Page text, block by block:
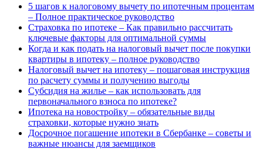
5 шагов к налоговому вычету по ипотечным процентам
– Полное практическое руководство
Страховка по ипотеке – Как правильно рассчитать
ключевые факторы для оптимальной суммы
Когда и как подать на налоговый вычет после покупки
квартиры в ипотеку – полное руководство
Налоговый вычет на ипотеку – пошаговая инструкция
по расчету суммы и получению выгоды
Субсидия на жилье – как использовать для
первоначального взноса по ипотеке?
Ипотека на новостройку – обязательные виды
страховки, которые нужно знать
Досрочное погашение ипотеки в Сбербанке – советы и
важные нюансы для заемщиков